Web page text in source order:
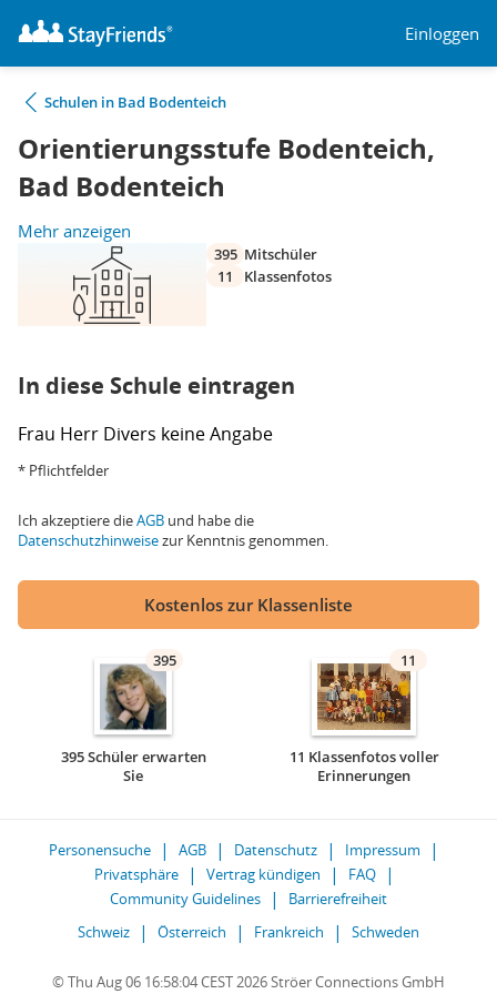
Einloggen
Schulen in Bad Bodenteich
Orientierungsstufe Bodenteich,
Bad Bodenteich
Mehr anzeigen
395 Mitschüler
11
Klassenfotos
In diese Schule eintragen
Frau Herr Divers keine Angabe
* Pflichtfelder
Ich akzeptiere dieAGB und habe die
Datenschutzhinweisezur Kenntnis genommen.
Kostenlos zur Klassenliste
395
395 Schüler erwarten
Sie
11
11 Klassenfotos voller
Erinnerungen
Personensuche AGB Datenschutz
Impressum
Privatsphäre
Vertrag kündigen
FAQ
Community Guidelines
Barrierefreiheit
Schweiz
Österreich Frankreich Schweden
© Thu Aug 06 16:58:04 CEST 2026 Ströer Connections GmbH